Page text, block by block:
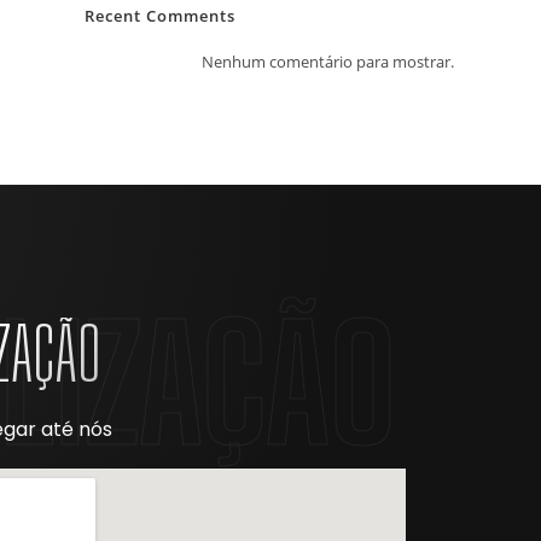
Recent Comments
Nenhum comentário para mostrar.
até nós